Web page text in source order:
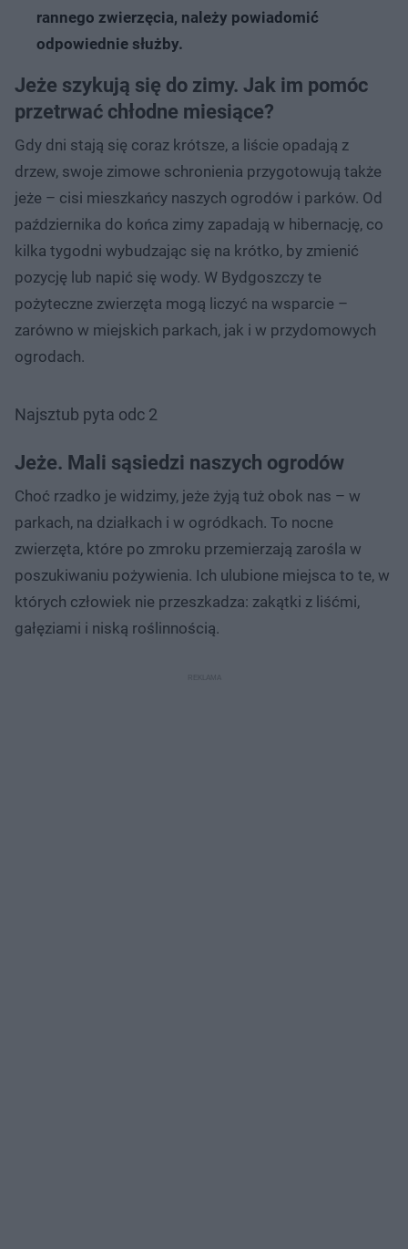
rannego zwierzęcia, należy powiadomić
odpowiednie służby.
Jeże szykują się do zimy. Jak im pomóc
przetrwać chłodne miesiące?
Gdy dni stają się coraz krótsze, a liście opadają z
drzew, swoje zimowe schronienia przygotowują także
jeże – cisi mieszkańcy naszych ogrodów i parków. Od
października do końca zimy zapadają w hibernację, co
kilka tygodni wybudzając się na krótko, by zmienić
pozycję lub napić się wody. W Bydgoszczy te
pożyteczne zwierzęta mogą liczyć na wsparcie –
zarówno w miejskich parkach, jak i w przydomowych
ogrodach.
Najsztub pyta odc 2
Jeże. Mali sąsiedzi naszych ogrodów
Choć rzadko je widzimy, jeże żyją tuż obok nas – w
parkach, na działkach i w ogródkach. To nocne
zwierzęta, które po zmroku przemierzają zarośla w
poszukiwaniu pożywienia. Ich ulubione miejsca to te, w
których człowiek nie przeszkadza: zakątki z liśćmi,
gałęziami i niską roślinnością.